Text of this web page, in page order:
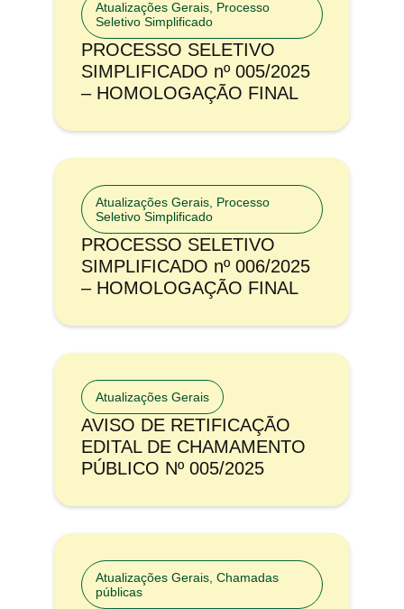
Atualizações Gerais Processo
Seletivo Simplificado
PROCESSO SELETIVO
SIMPLIFICADO nº 005/2025
– HOMOLOGAÇÃO FINAL
Atualizações Gerais Processo
Seletivo Simplificado
PROCESSO SELETIVO
SIMPLIFICADO nº 006/2025
– HOMOLOGAÇÃO FINAL
Atualizações Gerais
AVISO DE RETIFICAÇÃO
EDITAL DE CHAMAMENTO
PÚBLICO Nº 005/2025
Atualizações Gerais Chamadas
públicas